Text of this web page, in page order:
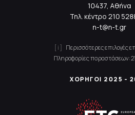
10437, Αθήνα
Τηλ. κέντρο 210
n-t@n-t.gr
Περισσότερες επιλογές
Πληροφορίες παραστάσεων:
ΧΟΡΗΓΟΙ 2025 -